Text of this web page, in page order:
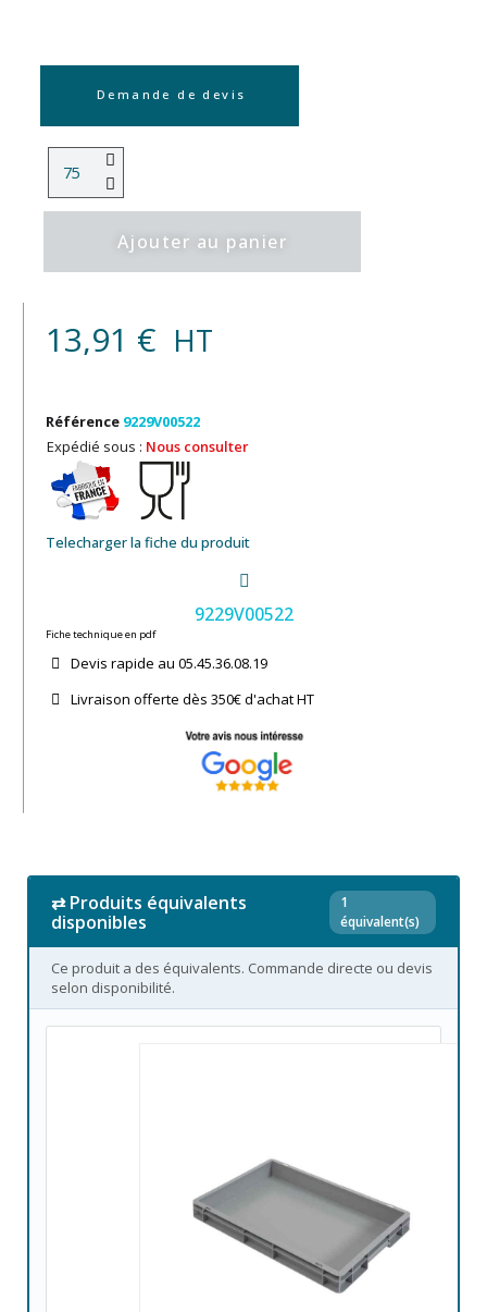
Demande de devis
Ajouter au panier
13,91 € HT
Référence 9229V00522
Expédié sous : Nous consulter
Telecharger la fiche du produit
9229V00522
Fiche technique en pdf
Devis rapide au 05.45.36.08.19​
Livraison offerte dès 350€ d'achat​ HT
⇄ Produits équivalents
disponibles
1
équivalent(s)
Ce produit a des équivalents. Commande directe ou devis
selon disponibilité.